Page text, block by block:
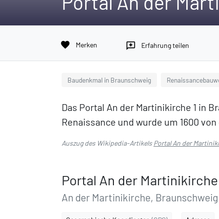
favorite Merken reviews Erfahrung teilen
Baudenkmal in Braunschweig
Das Portal An der Martinikirche 1 in
Renaissance und wurde um 1600
Auszug des Wikipedia-ArtikelsPortal An der
Portal An der Martinikirche
An der Martinikirche,